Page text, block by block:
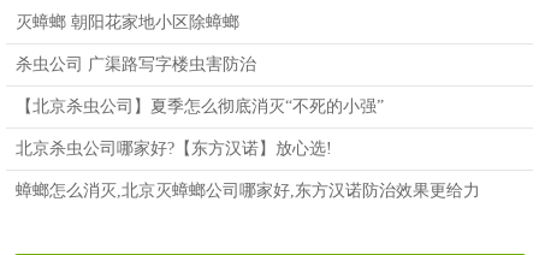
污染祛除用
灭蟑螂 朝阳花家地小区除蟑螂
杀虫公司 广渠路写字楼虫害防治
【北京杀虫公司】夏季怎么彻底消灭“不死的小强”
北京杀虫公司哪家好?【东方汉诺】放心选!
蟑螂怎么消灭,北京灭蟑螂公司哪家好,东方汉诺防治效果更给力